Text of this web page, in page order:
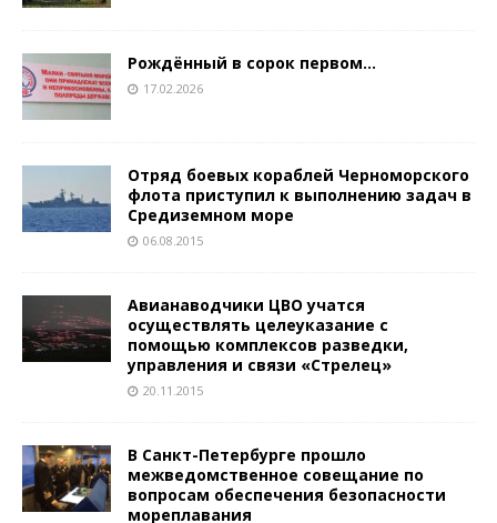
Рождённый в сорок первом…
17.02.2026
Отряд боевых кораблей Черноморского
флота приступил к выполнению задач в
Средиземном море
06.08.2015
Авианаводчики ЦВО учатся
осуществлять целеуказание с
помощью комплексов разведки,
управления и связи «Стрелец»
20.11.2015
В Санкт-Петербурге прошло
межведомственное совещание по
вопросам обеспечения безопасности
мореплавания